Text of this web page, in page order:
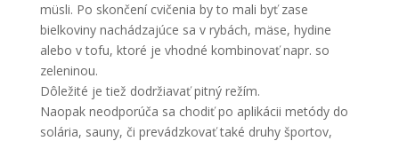
müsli. Po skončení cvičenia by to mali byť zase
bielkoviny nachádzajúce sa v rybách, mäse, hydine
alebo v tofu, ktoré je vhodné kombinovať napr. so
zeleninou.
Dôležité je tiež dodržiavať pitný režím.
Naopak neodporúča sa chodiť po aplikácii metódy do
solária, sauny, či prevádzkovať také druhy športov,